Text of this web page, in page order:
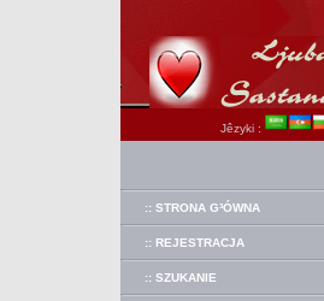
Jêzyki :
:: STRONA G³ÓWNA
:: REJESTRACJA
:: SZUKANIE